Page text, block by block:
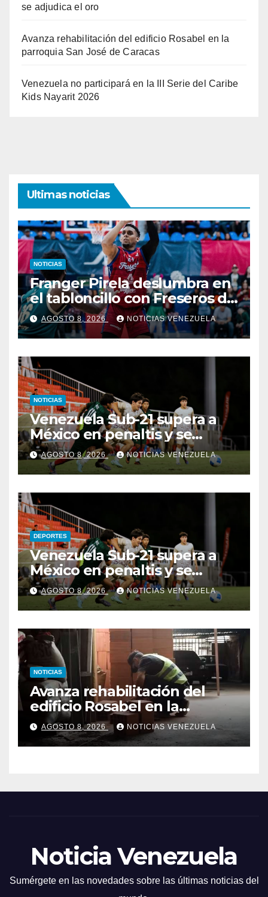
se adjudica el oro
Avanza rehabilitación del edificio Rosabel en la
parroquia San José de Caracas
Venezuela no participará en la III Serie del Caribe
Kids Nayarit 2026
Ultimas noticias
NOTICIAS
Franger Pirela deslumbra en
el tabloncillo con Freseros de
Irapuato
AGOSTO 8, 2026 NOTICIAS VENEZUELA
NOTICIAS
Venezuela Sub-21 supera a
México en penaltis y se
adjudica el oro
AGOSTO 8, 2026 NOTICIAS VENEZUELA
DEPORTES
Venezuela Sub-21 supera a
México en penaltis y se
adjudica el oro
AGOSTO 8, 2026 NOTICIAS VENEZUELA
NOTICIAS
Avanza rehabilitación del
edificio Rosabel en la
parroquia San José de
Caracas
AGOSTO 8, 2026 NOTICIAS VENEZUELA
Noticia Venezuela
Sumérgete en las novedades sobre las últimas noticias del